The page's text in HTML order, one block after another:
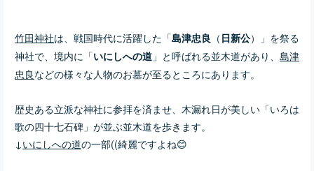
竹田神社は、戦国時代に活躍した「島津忠良 （ 日新公）」を祭る
神社で、境内に「いにしへの道 」と呼ばれる並木道があり、 島津
忠良などの様々な人物のお墓が至るところにあります。
歴史ある立派な神社に参拝を済ませ、木漏れ日が美しい「いろは
歌の四十七石碑」が並ぶ並木道を歩きます。
↓いにしへの道の一部((綺麗ですよね😊